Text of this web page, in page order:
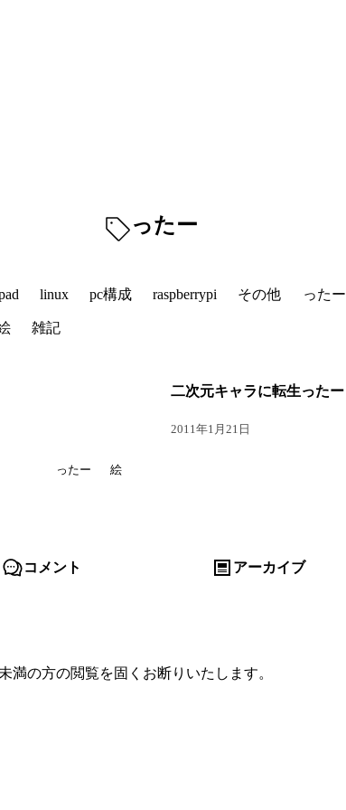
ったー
linux pc構成 raspberrypi その他 ったー
雑記
ったー 絵
二次元キャラに転生ったー
2011年1月21日
コメント アーカイブ
満の方の閲覧を固くお断りいたします。